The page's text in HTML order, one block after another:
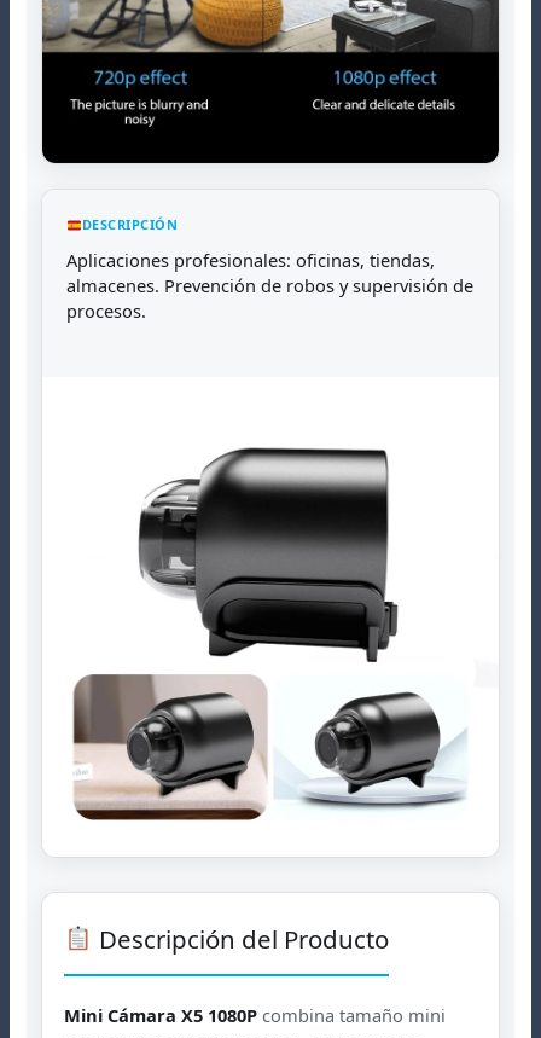
DESCRIPCIÓN
Aplicaciones profesionales: oficinas, tiendas,
almacenes. Prevención de robos y supervisión de
procesos.
Descripción del Producto
Mini Cámara X5 1080P combina tamaño mini